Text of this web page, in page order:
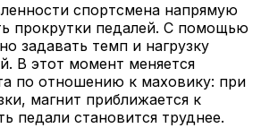
спортсмена напрямую
прокрутки педалей. С помощью
задавать темп и нагрузку
В этот момент меняется
по отношению к маховику: при
магнит приближается к
педали становится труднее.